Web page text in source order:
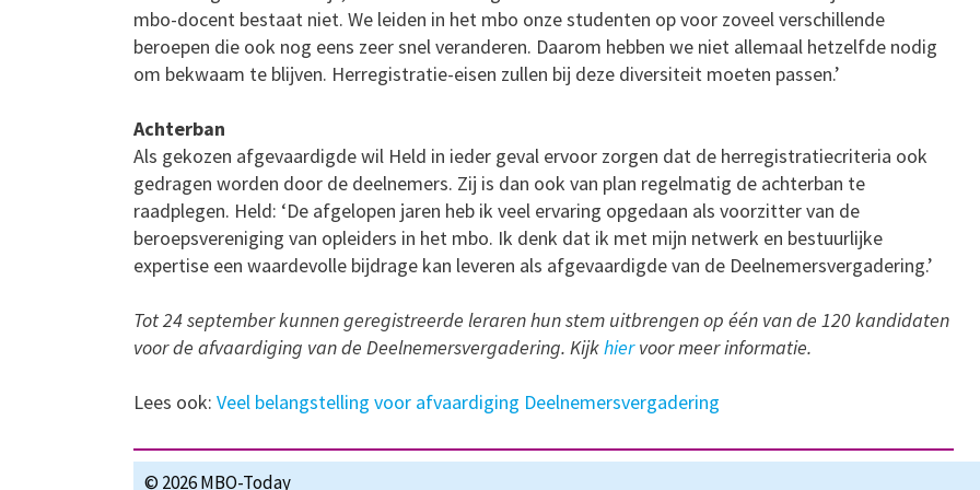
mbo-docent bestaat niet. We leiden in het mbo onze studenten op voor zoveel verschillende
beroepen die ook nog eens zeer snel veranderen. Daarom hebben we niet allemaal hetzelfde nodig
om bekwaam te blijven. Herregistratie-eisen zullen bij deze diversiteit moeten passen.’
Achterban
Als gekozen afgevaardigde wil Held in ieder geval ervoor zorgen dat de herregistratiecriteria ook
gedragen worden door de deelnemers. Zij is dan ook van plan regelmatig de achterban te
raadplegen. Held: ‘De afgelopen jaren heb ik veel ervaring opgedaan als voorzitter van de
beroepsvereniging van opleiders in het mbo. Ik denk dat ik met mijn netwerk en bestuurlijke
expertise een waardevolle bijdrage kan leveren als afgevaardigde van de Deelnemersvergadering.’
Tot 24 september kunnen geregistreerde leraren hun stem uitbrengen op één van de 120 kandidaten
voor de afvaardiging van de Deelnemersvergadering. Kijkhiervoor meer informatie.
Lees ook: Veel belangstelling voor afvaardiging Deelnemersvergadering
© 2026 MBO-Today